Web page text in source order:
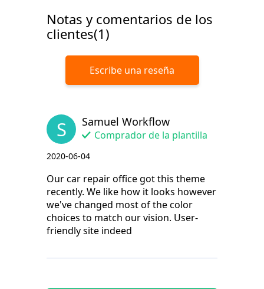
Notas y comentarios de los
clientes(1)
Escribe una reseña
S Samuel Workflow
Comprador de la plantilla
2020-06-04
Our car repair office got this theme
recently. We like how it looks however
we've changed most of the color
choices to match our vision. User-
friendly site indeed